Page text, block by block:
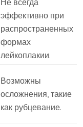
Не всегда
эффективно при
распространенных
формах
лейкоплакии.
Возможны
осложнения, такие
как рубцевание.